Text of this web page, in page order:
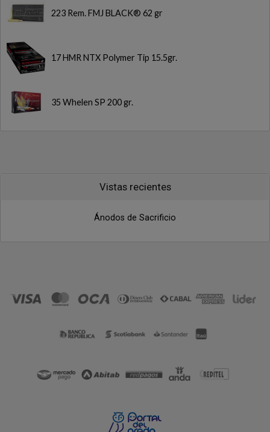
223 Rem. FMJ BLACK® 62 gr
17 HMR NTX Polymer Tip 15.5gr.
35 Whelen SP 200 gr.
Vistas recientes
Ánodos de Sacrificio